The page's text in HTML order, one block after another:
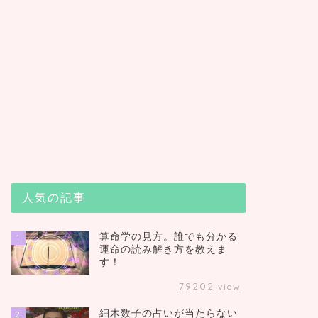
人気の記事
1
算命学の見方。誰でも分かる
運命の読み解き方を教えま
す！
79202 view
2 細木数子の占いが当たらない